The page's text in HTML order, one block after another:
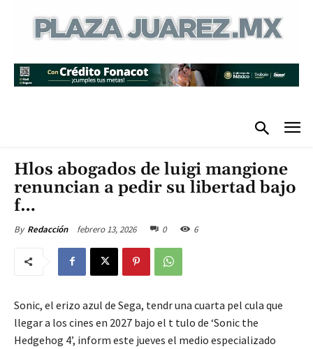
Hlos abogados de luigi mangione
renuncian a pedir su libertad bajo
f…
By Redacción febrero 13, 2026 0 6
Sonic, el erizo azul de Sega, tendr una cuarta pel cula que
llegar a los cines en 2027 bajo el t tulo de ‘Sonic the
Hedgehog 4’, inform este jueves el medio especializado